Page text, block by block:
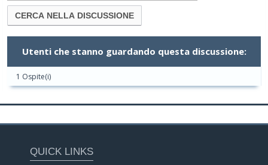
Utenti che stanno guardando questa discussione:
1 Ospite(i)
QUICK LINKS